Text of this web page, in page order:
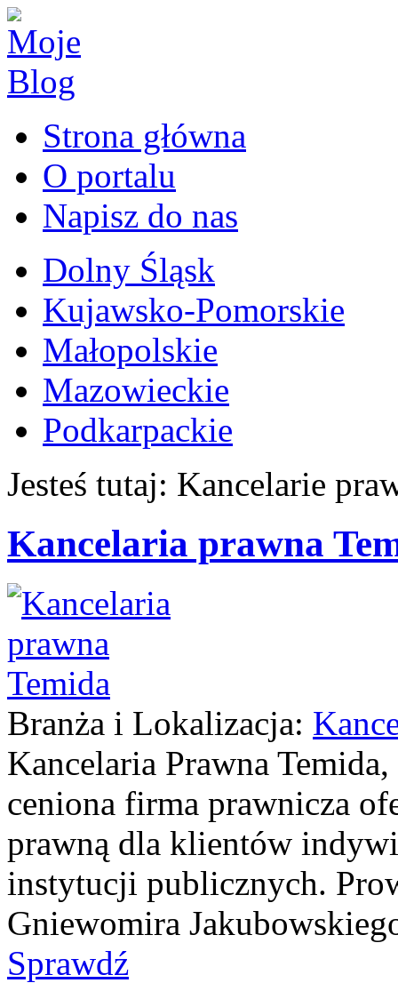
Strona główna
O portalu
Napisz do nas
Dolny Śląsk
Kujawsko-Pomorskie
Małopolskie
Mazowieckie
Podkarpackie
Jesteś tutaj: Kancelarie
Kancelaria prawna
Branża i Lokalizacja:
Kancelaria Prawna
ceniona firma prawnicza
prawną dla klientów
instytucji publicznych.
Gniewomira
Sprawdź